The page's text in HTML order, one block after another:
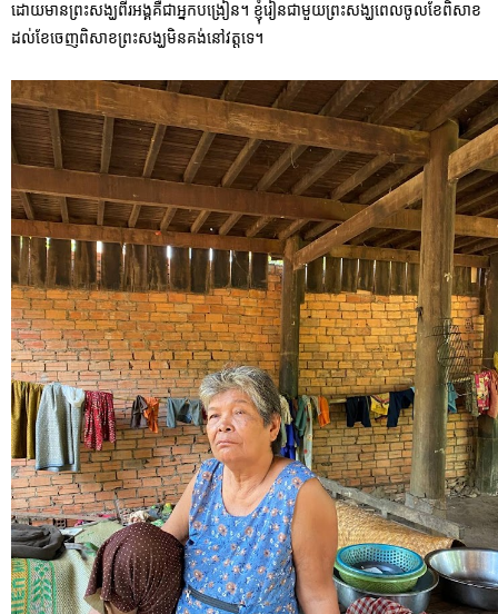
ដោយមានព្រះសង្ឃពីរអង្គគឺជាអ្នកបង្រៀន។ ខ្ញុំរៀនជាមួយព្រះសង្ឃពេលចូលខែពិសាខ
ដល់ខែចេញពិសាខព្រះសង្ឃមិនគង់នៅវត្តទេ។